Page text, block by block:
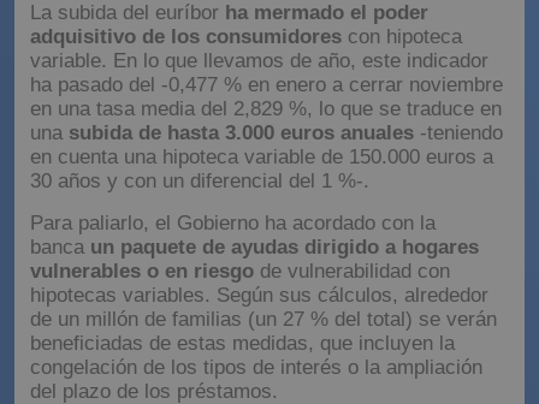
La subida del euríbor ha mermado el poder
adquisitivo de los consumidores con hipoteca
variable. En lo que llevamos de año, este indicador
ha pasado del -0,477 % en enero a cerrar noviembre
en una tasa media del 2,829 %, lo que se traduce en
una subida de hasta 3.000 euros anuales -teniendo
en cuenta una hipoteca variable de 150.000 euros a
30 años y con un diferencial del 1 %-.
Para paliarlo, el Gobierno ha acordado con la
banca un paquete de ayudas dirigido a hogares
vulnerables o en riesgo de vulnerabilidad con
hipotecas variables. Según sus cálculos, alrededor
de un millón de familias (un 27 % del total) se verán
beneficiadas de estas medidas, que incluyen la
congelación de los tipos de interés o la ampliación
del plazo de los préstamos.